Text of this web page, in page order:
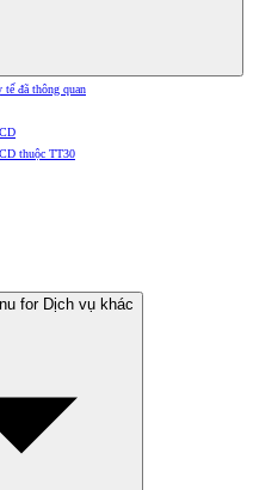
đã thông quan
thuộc TT30
for Dịch vụ khác